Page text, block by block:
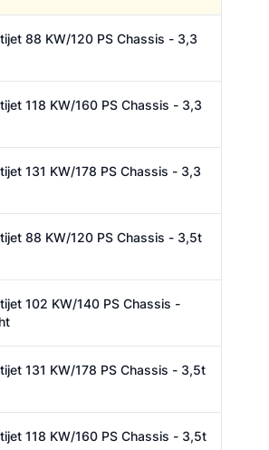
88 KW/120 PS Chassis - 3,3
118 KW/160 PS Chassis - 3,3
131 KW/178 PS Chassis - 3,3
88 KW/120 PS Chassis - 3,5t
102 KW/140 PS Chassis -
131 KW/178 PS Chassis - 3,5t
118 KW/160 PS Chassis - 3,5t